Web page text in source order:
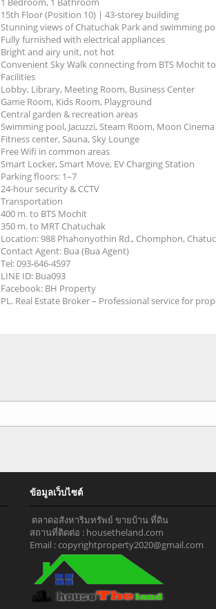
15th Floor (Position 10) | 43-storey building
Stunning views of Chatuchak Park and swimming
Fully furnished with electrical appliances
Bright and airy unit, not hot
Convenient Sky Walk connecting from BTS Mochit
Facilities
Lobby, Library, Meeting Room, Business Center
Game Room, Kids Room, Playground
Central garden & recreation areas
Swimming pool, Jacuzzi, Steam Room, Moon
Fitness center, Sauna, Sky Lounge
Free Wifi in common areas
Smart Locker, Smart Move, EV Charging Station
Parking floors: 1–7
24-hour security & CCTV
Transportation
400 m. to BTS Mochit
350 m. to MRT Chatuchak
Location: 988 Phahonyothin Rd., Chomphon,
Contact Agent: Bua (Bua Agent)
Tel: 093-646-4597
LINE ID: Bua093
Facebook: BH Property
PL. Real Estate Broker – Professional service for
ข้อมูลเว็บไซต์
ตลาดอสังหาริมทรัพย์ ขายบ้าน ที่ดิน
สถานที่ติดต่อ : housetheland.com
Email : copyrightproperty2020@gmail.com